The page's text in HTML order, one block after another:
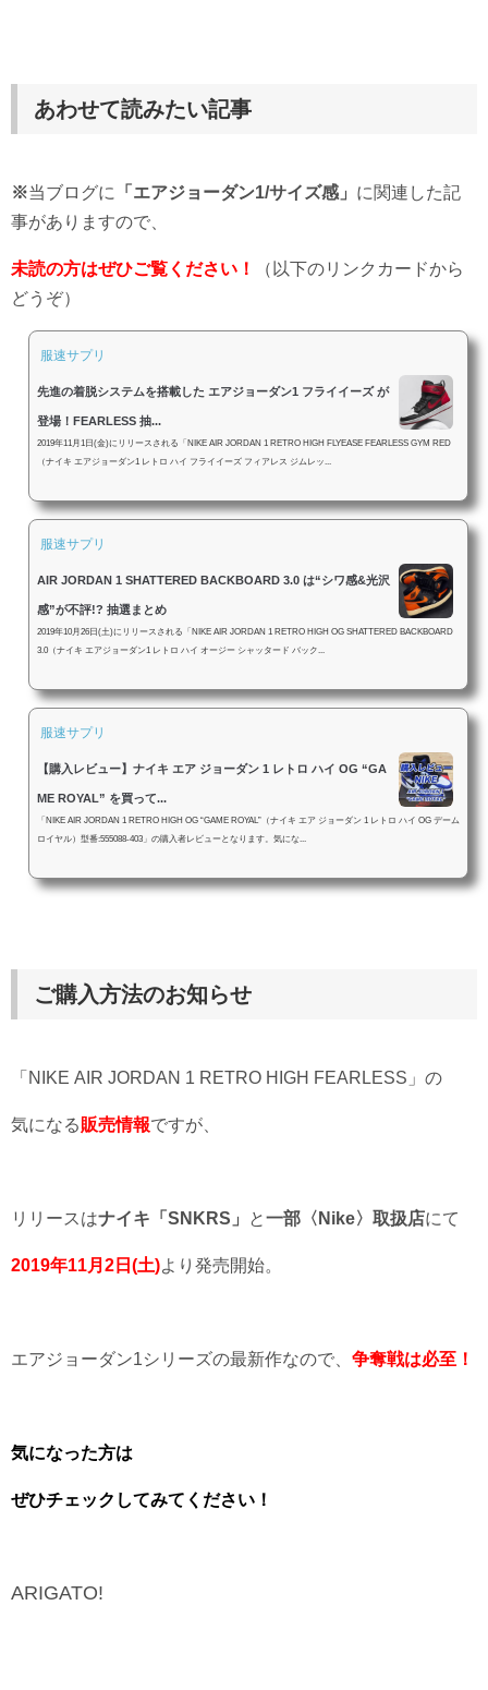
あわせて読みたい記事
※当ブログに 「エアジョーダン1/サイズ感」 に関連した記
事がありますので、
未読の方はぜひご覧ください！
（以下のリンクカードから
どうぞ）
服速サプリ
先進の着脱システムを搭載した エアジョーダン1 フライイーズ が
登場！FEARLESS 抽...
2019年11月1日(金)にリリースされる「NIKE AIR JORDAN 1 RETRO HIGH FLYEASE FEARLESS GYM RED
（ナイキ エアジョーダン1 レトロ ハイ フライイーズ フィアレス ジムレッ...
服速サプリ
AIR JORDAN 1 SHATTERED BACKBOARD 3.0 は“シワ感&光沢
感”が不評!? 抽選まとめ
2019年10月26日(土)にリリースされる「NIKE AIR JORDAN 1 RETRO HIGH OG SHATTERED BACKBOARD
3.0（ナイキ エアジョーダン1 レトロ ハイ オージー シャッタード バック...
服速サプリ
【購入レビュー】ナイキ エア ジョーダン 1 レトロ ハイ OG “GA
ME ROYAL” を買って...
「NIKE AIR JORDAN 1 RETRO HIGH OG “GAME ROYAL”（ナイキ エア ジョーダン 1 レトロ ハイ OG デーム
ロイヤル）型番:555088-403」の購入者レビューとなります。気にな...
ご購入方法のお知らせ
「NIKE AIR JORDAN 1 RETRO HIGH FEARLESS」の
気になる販売情報ですが、
リリースはナイキ「SNKRS」 と一部〈Nike〉 取扱店にて
2019年11月2日(土)より発売開始。
エアジョーダン1シリーズの最新作なので、 争奪戦は必至！
気になった方は
ぜひチェックしてみてください！
ARIGATO!